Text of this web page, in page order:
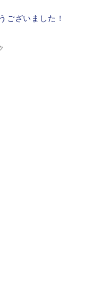
ございました！